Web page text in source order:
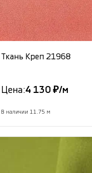
Ткань Креп 21968
Цена:4 130 ₽/м
В наличии 11.75 м